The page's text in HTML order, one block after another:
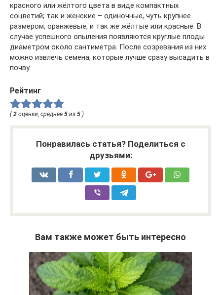
красного или жёлтого цвета в виде компактных
соцветий; так и женские – одиночные, чуть крупнее
размером, оранжевые, и так же жёлтые или красные. В
случае успешного опыления появляются круглые плоды
диаметром около сантиметра. После созревания из них
можно извлечь семена, которые лучше сразу высадить в
почву.
Рейтинг
(2 оценки, среднее 5 из 5 )
Понравилась статья? Поделиться с
друзьями:
Вам также может быть интересно